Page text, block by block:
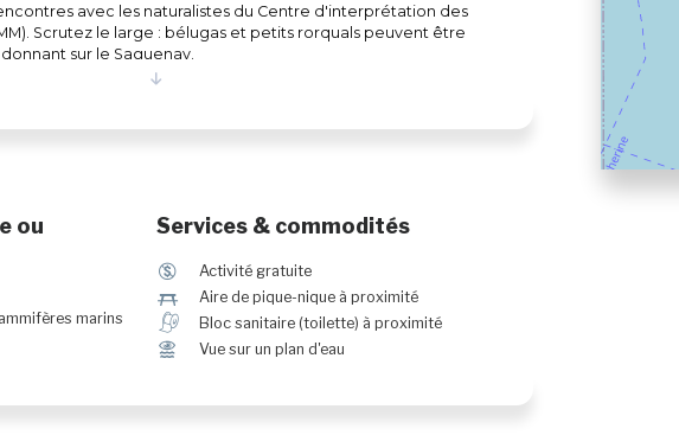
avec les naturalistes du Centre d'interprétation des
Scrutez le large : bélugas et petits rorquals peuvent être
sur le Saguenay.
ou
marins
Services & commodités
$ Activité gratuite
h Aire de pique-nique à proximité
h Bloc sanitaire (toilette) à proximité
Ï Vue sur un plan d'eau